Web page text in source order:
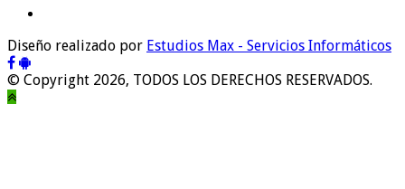
Diseño realizado por Estudios Max - Servicios Informáticos
© Copyright 2026, TODOS LOS DERECHOS RESERVADOS.